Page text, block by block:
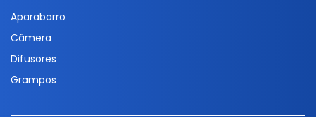
Aparabarro
Câmera
Difusores
Grampos